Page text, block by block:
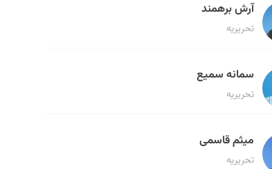
آرش برهمند
تحریریه
سمانه سمیع
تحریریه
میثم قاسمی
تحریریه